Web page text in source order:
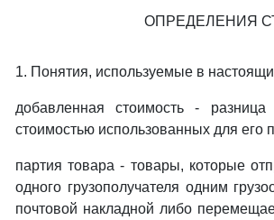
ОПРЕДЕЛЕНИЯ
1. Понятия, используемые в
добавленная стоимость -
стоимостью использованных для его
партия товара - товары, которые
одного грузополучателя одним
почтовой накладной либо